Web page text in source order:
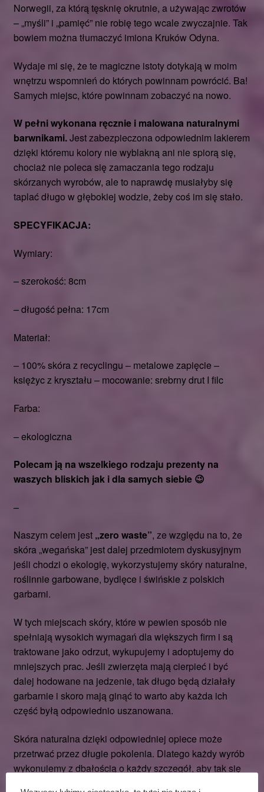
Norwegii, za którą tęsknię okrutnie, a używając zwrotów
– „myśli” i „pamięć” nie robię tego wcale zwyczajnie. Tak
bowiem można tłumaczyć imiona Kruków Odyna.
Wydaje mi się, że te magiczne istoty dotykają w moim
wnętrzu wspomnień do których powinnam powrócić. Ba!
Samych miejsc, które powinnam zobaczyć na nowo.
W pełni wykonana ręcznie i malowana naturalnymi
barwnikami.Jest zabezpieczona odpowiednim lakierem
dzięki któremu kolory nie wyblakną ani nie spiorą się,
chociaż nie poleca się zamaczania tego rodzaju
skórzanych wyrobów, ale to naprawdę musiałyby się
taplać długo w głębokiej wodzie, żeby coś im się stało.
SPECYFIKACJA:
Wymiary:
– szerokość: 8cm
– długość pełna: 17cm
Materiał:
– 100% skóra z recyclingu – metalowe zapięcie –
księżyc z kryształu – mocowanie: srebrny drut I filc
Farba:
– ekologiczna
Polecam ją na wszelkiego rodzaju prezenty na
waszych bliskich jak i dla samych siebie 😉
–
Naszym celem jest „zero waste”, ze względu na to, że
skóra „wegańska” jest dalej przedmiotem dyskusyjnym
jeśli chodzi o ekologię, wykorzystujemy skóry naturalne,
roślinnie garbowane, bydlęce i świńskie z polskich
garbarni.
W tych miejscach skóry, które w pewien sposób nie
spełniają wysokich wymagań dla większych firm i są
traktowane jako odrzut, wykupujemy i adoptujemy do
mniejszych prac. Jeśli zwierzęta mają cierpieć i być
dalej hodowane na jedzenie, tak długo będą działały
garbarnie i skoro mają ginąć to warto aby każda ich
część byłą odpowiednio uszanowana.
Skóra naturalna dzięki odpowiedniej opiece może
przetrwać przez długie pokolenia. Dlatego każdy wyrób
wykonujemy z dbałością o każdy szczegół, aby tak się